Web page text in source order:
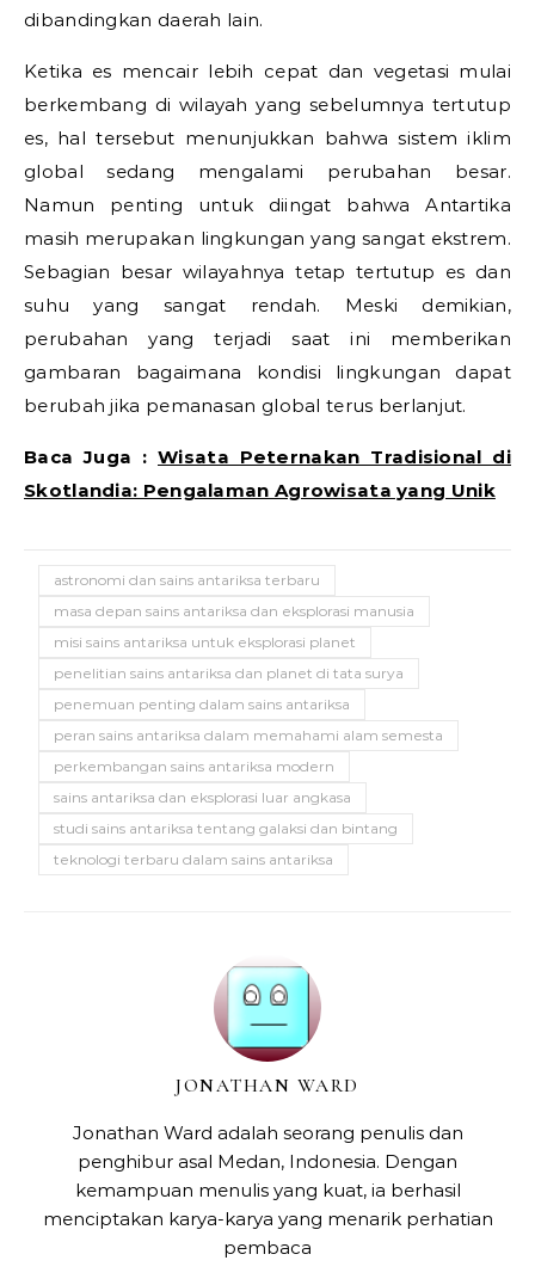
dibandingkan daerah lain.
Ketika es mencair lebih cepat dan vegetasi mulai
berkembang di wilayah yang sebelumnya tertutup
es, hal tersebut menunjukkan bahwa sistem iklim
global sedang mengalami perubahan besar.
Namun penting untuk diingat bahwa Antartika
masih merupakan lingkungan yang sangat ekstrem.
Sebagian besar wilayahnya tetap tertutup es dan
suhu yang sangat rendah. Meski demikian,
perubahan yang terjadi saat ini memberikan
gambaran bagaimana kondisi lingkungan dapat
berubah jika pemanasan global terus berlanjut.
Baca Juga : Wisata Peternakan Tradisional di
Skotlandia: Pengalaman Agrowisata yang Unik
astronomi dan sains antariksa terbaru
masa depan sains antariksa dan eksplorasi manusia
misi sains antariksa untuk eksplorasi planet
penelitian sains antariksa dan planet di tata surya
penemuan penting dalam sains antariksa
peran sains antariksa dalam memahami alam semesta
perkembangan sains antariksa modern
sains antariksa dan eksplorasi luar angkasa
studi sains antariksa tentang galaksi dan bintang
teknologi terbaru dalam sains antariksa
JONATHAN WARD
Jonathan Ward adalah seorang penulis dan
penghibur asal Medan, Indonesia. Dengan
kemampuan menulis yang kuat, ia berhasil
menciptakan karya-karya yang menarik perhatian
pembaca